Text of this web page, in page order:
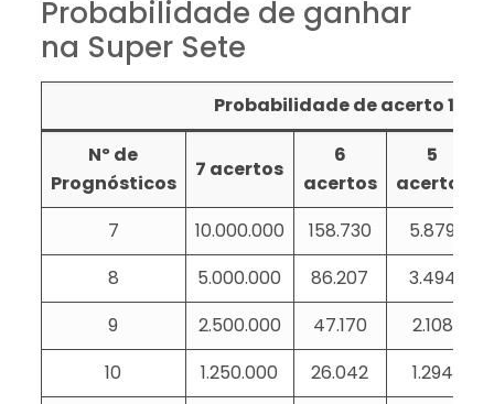
Probabilidade de ganhar
na Super Sete
Probabilidade de acerto 1: em
Nº de
Prognósticos
7 acertos
6
acertos
5
acertos
7
10.000.000 158.730
5.879
8
5.000.000 86.207
3.494
9
2.500.000 47.170
2.108
10
1.250.000 26.042
1.294